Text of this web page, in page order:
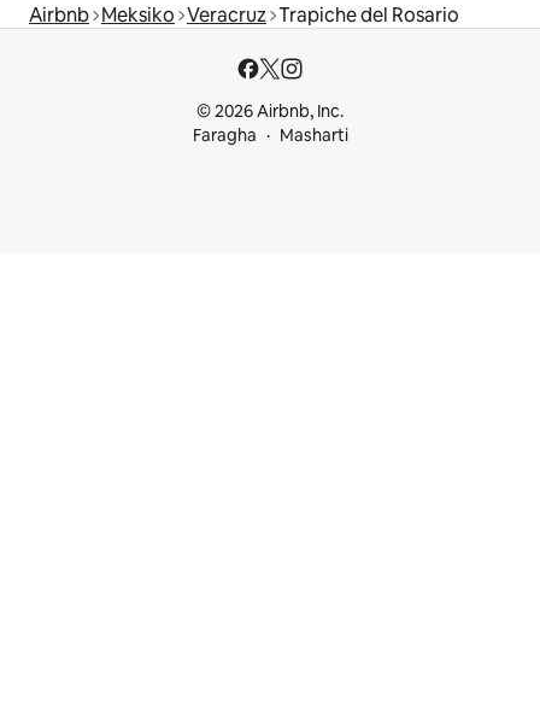
Airbnb Meksiko Veracruz Trapiche del Rosario
© 2026 Airbnb, Inc.
Faragha
Masharti